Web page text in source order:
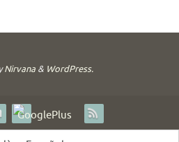
Nirvana& WordPress.